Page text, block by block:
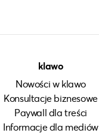
klawo
Nowości w klawo
Konsultacje biznesowe
Paywall dla treści
Informacje dla mediów